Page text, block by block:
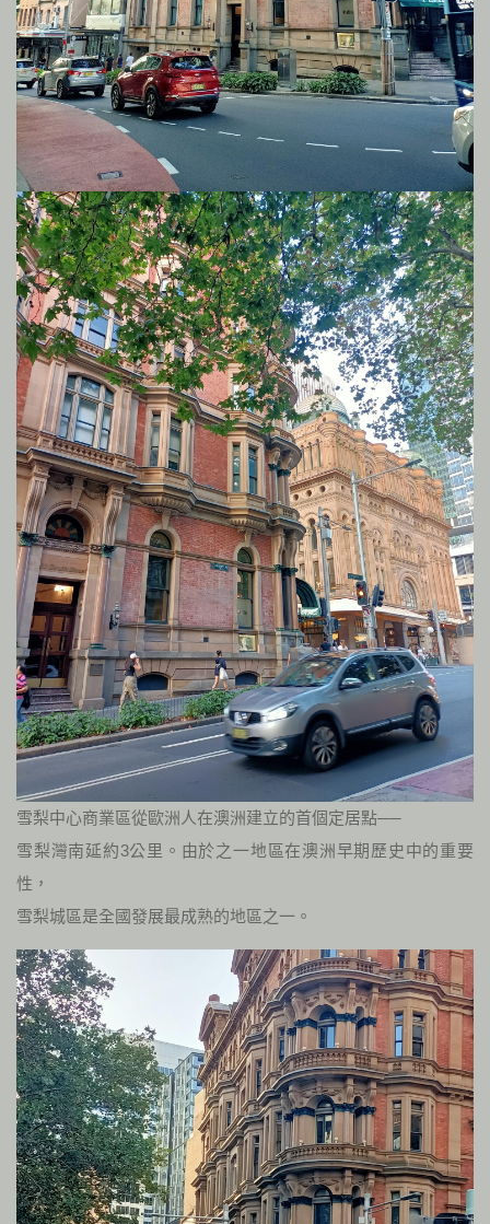
雪梨中心商業區從歐洲人在澳洲建立的首個定居點──
雪梨灣南延約3公里。由於之一地區在澳洲早期歷史中的重要
性，
雪梨城區是全國發展最成熟的地區之一。